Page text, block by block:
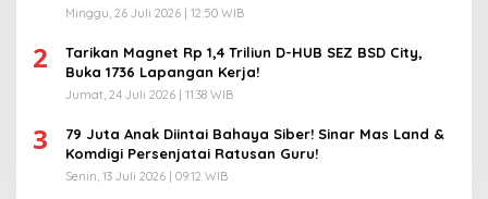
Minggu, 26 Juli 2026 | 12:50 WIB
2
Tarikan Magnet Rp 1,4 Triliun D-HUB SEZ BSD City,
Buka 1736 Lapangan Kerja!
Jumat, 24 Juli 2026 | 11:38 WIB
3
79 Juta Anak Diintai Bahaya Siber! Sinar Mas Land &
Komdigi Persenjatai Ratusan Guru!
Senin, 13 Juli 2026 | 09:12 WIB